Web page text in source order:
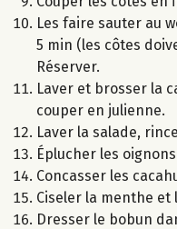
Les faire sauter au
5 min (les côtes
Réserver.
Laver et brosser la
couper en julienne.
Laver la salade,
Éplucher les
Concasser les
Ciseler la menthe et
Dresser le bobun